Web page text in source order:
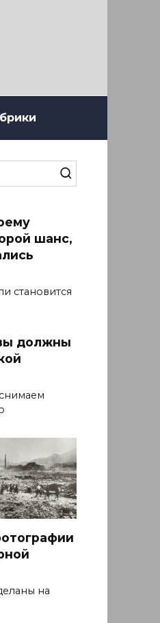
шанс,
становится
должны
на